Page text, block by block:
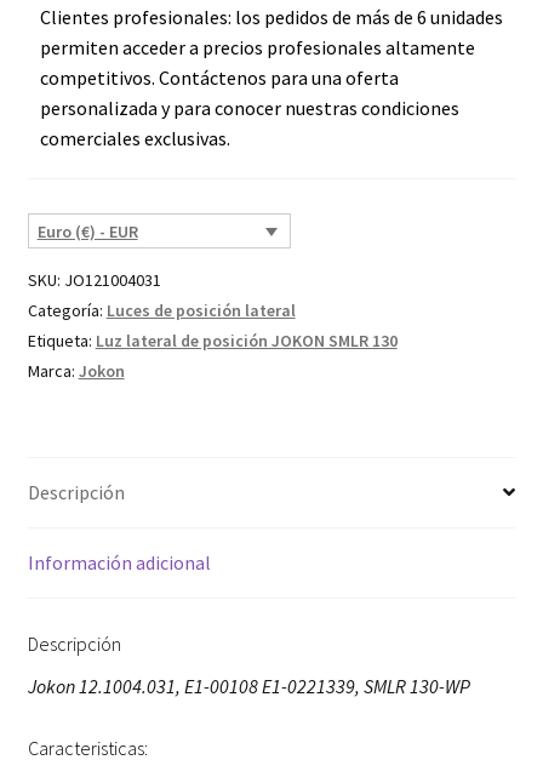
Clientes profesionales: los pedidos de más de 6 unidades
permiten acceder a precios profesionales altamente
competitivos. Contáctenos para una oferta
personalizada y para conocer nuestras condiciones
comerciales exclusivas.
Euro (€) - EUR
SKU: JO121004031
Categoría: Luces de posición lateral
Etiqueta: Luz lateral de posición JOKON SMLR 130
Marca: Jokon
Descripción
Información adicional
Descripción
Jokon 12.1004.031, E1-00108 E1-0221339, SMLR 130-WP
Caracteristicas: